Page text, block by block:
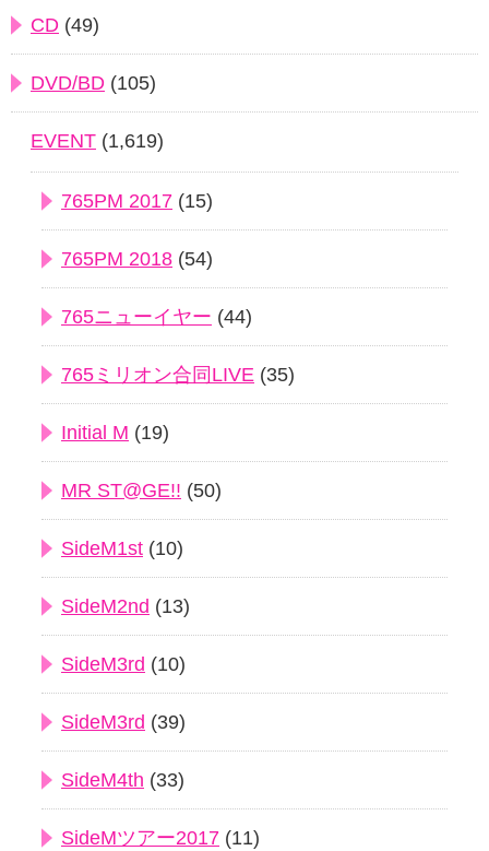
CD (49)
DVD/BD (105)
EVENT (1,619)
765PM 2017 (15)
765PM 2018 (54)
765ニューイヤー (44)
765ミリオン合同LIVE (35)
Initial M (19)
MR ST@GE!! (50)
SideM1st (10)
SideM2nd (13)
SideM3rd (10)
SideM3rd (39)
SideM4th (33)
SideMツアー2017 (11)